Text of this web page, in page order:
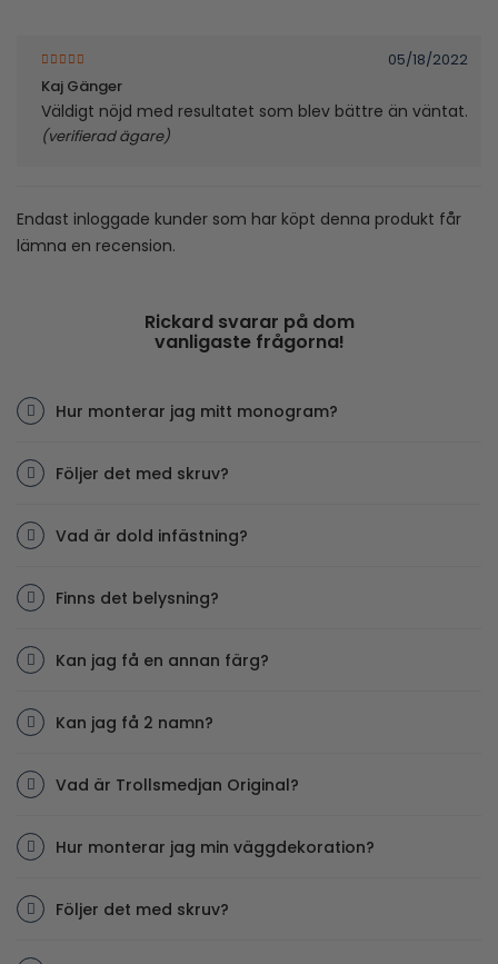
05/18/2022
Kaj Gänger
Väldigt nöjd med resultatet som blev bättre än väntat.
(verifierad ägare)
Endast inloggade kunder som har köpt denna produkt får
lämna en recension.
Rickard svarar på dom
vanligaste frågorna!
Hur monterar jag mitt monogram?
Följer det med skruv?
Vad är dold infästning?
Finns det belysning?
Kan jag få en annan färg?
Kan jag få 2 namn?
Vad är Trollsmedjan Original?
Hur monterar jag min väggdekoration?
Följer det med skruv?